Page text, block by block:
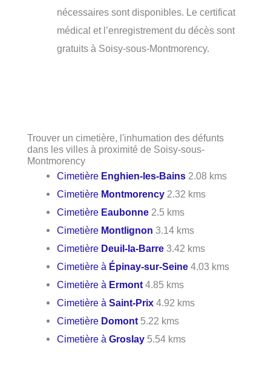
nécessaires sont disponibles. Le certificat
médical et l’enregistrement du décès sont
gratuits à Soisy-sous-Montmorency.
Trouver un cimetière, l'inhumation des défunts
dans les villes à proximité de Soisy-sous-
Montmorency
Cimetière Enghien-les-Bains 2.08 kms
Cimetière Montmorency 2.32 kms
Cimetière Eaubonne 2.5 kms
Cimetière Montlignon 3.14 kms
Cimetière Deuil-la-Barre 3.42 kms
Cimetière à Épinay-sur-Seine 4.03 kms
Cimetière à Ermont 4.85 kms
Cimetière àSaint-Prix 4.92 kms
Cimetière Domont 5.22 kms
Cimetière àGroslay 5.54 kms